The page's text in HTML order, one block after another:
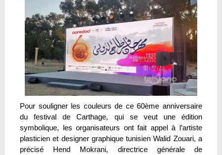
Pour souligner les couleurs de ce 60ème anniversaire
du festival de Carthage, qui se veut une édition
symbolique, les organisateurs ont fait appel à l’artiste
plasticien et designer graphique tunisien Walid Zouari, a
précisé Hend Mokrani, directrice générale de